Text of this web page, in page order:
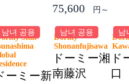
75,600
円～
남녀 공용
Shin-
ーミー新
남녀 공용
Dormy
Shonanfujisawa
ドーミー湘
南藤沢
남
ド
口